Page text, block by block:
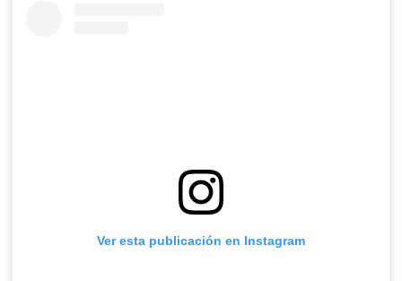
Ver esta publicación en Instagram